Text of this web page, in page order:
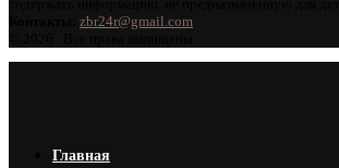
zbr24r@gmail.com
Главная